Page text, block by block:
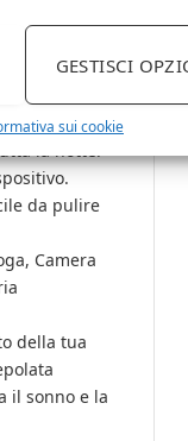
GESTISCI
sui cookie
ora
e il
o più
la notte.
da pulire
Camera
della tua
il sonno e la